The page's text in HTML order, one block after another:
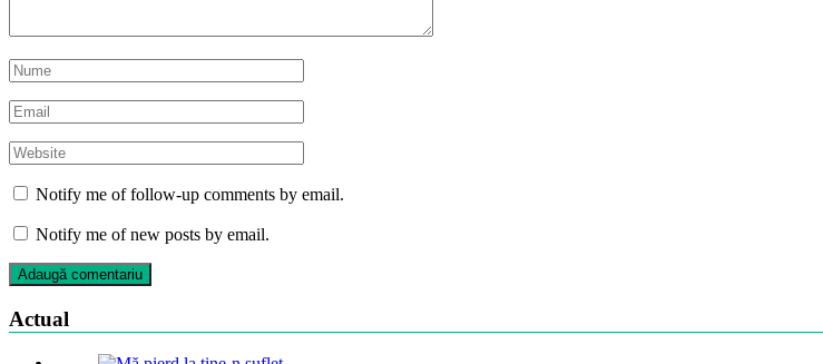
Notify me of follow-up comments by email.
Notify me of new posts by email.
Actual